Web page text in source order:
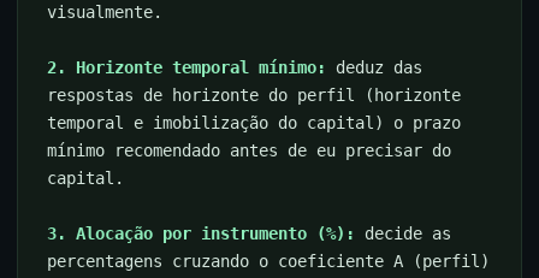
visualmente.
2. Horizonte temporal mínimo:
deduz das
respostas de horizonte do perfil (horizonte
temporal e imobilização do capital) o prazo
mínimo recomendado antes de eu precisar do
capital.
3. Alocação por instrumento (%):
decide as
percentagens cruzando o coeficiente A (perfil)